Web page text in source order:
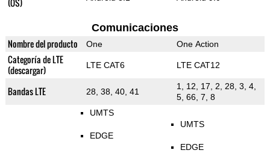
(OS)
Comunicaciones
Nombre del producto One One Action
Categoría de LTE
(descargar)
LTE CAT6 LTE CAT12
Bandas LTE 28, 38, 40, 41
1, 12, 17, 2, 28, 3, 4,
5, 66, 7, 8
UMTS
EDGE
UMTS
EDGE